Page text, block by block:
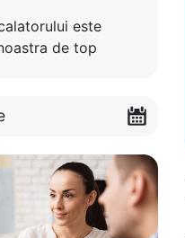
este
de top